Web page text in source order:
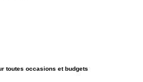
toutes occasions et budgets